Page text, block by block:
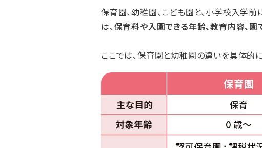
保育園、幼稚園、こども園と、小学校入学
は、保育料や入園できる年齢、教育内容、園
ここでは、保育園と幼稚園の違いを具体的